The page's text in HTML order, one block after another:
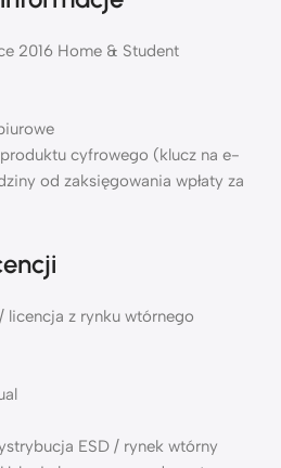
2016 Home & Student
cyfrowego (klucz na e-
od zaksięgowania wpłaty za
licencja z rynku wtórnego
ESD / rynek wtórny